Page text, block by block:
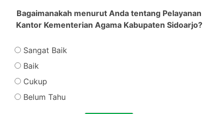
Bagaimanakah menurut Anda tentang Pelayanan
Kantor Kementerian Agama Kabupaten Sidoarjo?
Sangat Baik
Baik
Cukup
Belum Tahu